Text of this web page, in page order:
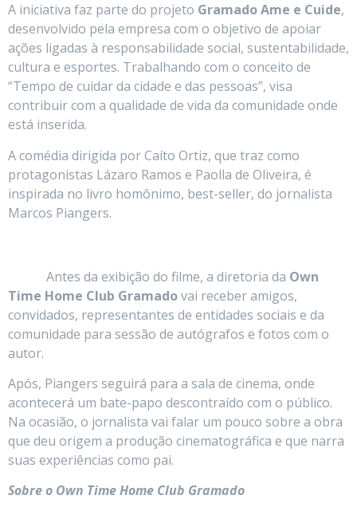
A iniciativa faz parte do projeto Gramado Ame e Cuide,
desenvolvido pela empresa com o objetivo de apoiar
ações ligadas à responsabilidade social, sustentabilidade,
cultura e esportes. Trabalhando com o conceito de
“Tempo de cuidar da cidade e das pessoas”, visa
contribuir com a qualidade de vida da comunidade onde
está inserida.
A comédia dirigida por Caíto Ortiz, que traz como
protagonistas Lázaro Ramos e Paolla de Oliveira, é
inspirada no livro homônimo, best-seller, do jornalista
Marcos Piangers.
Antes da exibição do filme, a diretoria da Own
Time Home Club Gramadovai receber amigos,
convidados, representantes de entidades sociais e da
comunidade para sessão de autógrafos e fotos com o
autor.
Após, Piangers seguirá para a sala de cinema, onde
acontecerá um bate-papo descontraído com o público.
Na ocasião, o jornalista vai falar um pouco sobre a obra
que deu origem a produção cinematográfica e que narra
suas experiências como pai.
Sobre o Own Time Home Club Gramado